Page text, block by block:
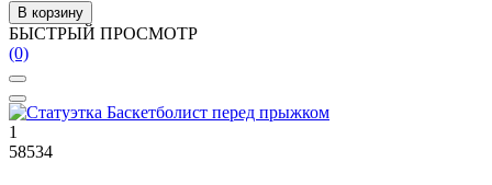
В корзину
БЫСТРЫЙ ПРОСМОТР
(0)
1
58534